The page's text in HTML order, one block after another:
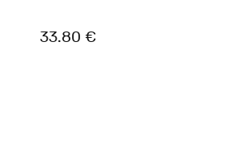
33.80 €